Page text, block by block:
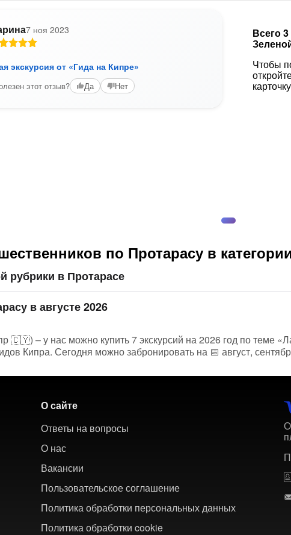
7 ноя 2023
экскурсия от «Гида на Кипре»
этот отзыв? Да Нет
Всего
Чтобы
по Протарасу в
рубрики в Протарасе
в августе 2026
🇨🇾) – у нас можно купить 7 экскурсий на 2026 год по теме
Кипра. Сегодня можно забронировать на 📅 август,
О сайте
Ответы на вопросы
О нас
Вакансии
Пользовательское соглашение
Политика обработки персональных данных
Политика обработки cookie